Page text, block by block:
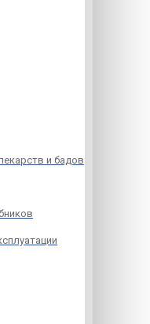
и бадов